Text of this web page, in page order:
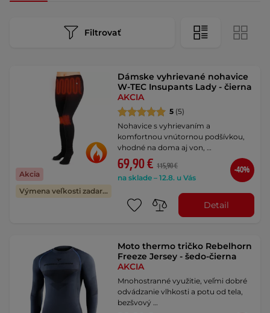
Filtrovať
Akcia
Výmena veľkosti zadarmo
Dámske vyhrievané nohavice
W-TEC Insupants Lady - čierna
AKCIA
5 (5)
Nohavice s vyhrievaním a
komfortnou vnútornou podšívkou,
vhodné na doma aj von, …
69,90 € 115,90 €
na sklade – 12.8. u Vás
-40%
Detail
Moto thermo tričko Rebelhorn
Freeze Jersey - šedo-čierna
AKCIA
Mnohostranné využitie, veľmi dobré
odvádzanie vlhkosti a potu od tela,
bezšvový …